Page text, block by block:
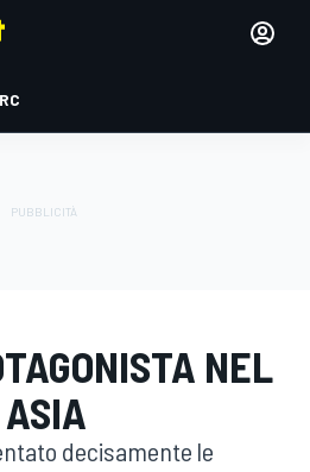
NEL
decisamente le